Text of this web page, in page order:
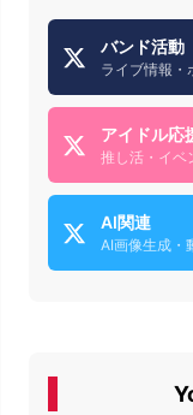
バンド活動
ライブ情報・
アイドル応
推し活・イベ
AI関連
AI画像生成・